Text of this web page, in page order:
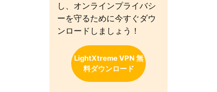
し、オンラインプライバシ
ーを守るために今すぐダウ
ンロードしましょう！
LightXtreme VPN 無
料ダウンロード